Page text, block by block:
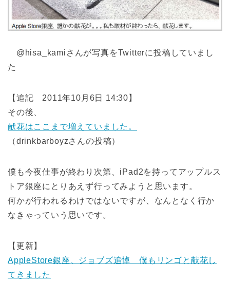
@hisa_kamiさんが写真をTwitterに投稿していまし
た
【追記 2011年10月6日 14:30】
その後、
献花はここまで増えていました。
（drinkbarboyzさんの投稿）
僕も今夜仕事が終わり次第、iPad2を持ってアップルス
トア銀座にとりあえず行ってみようと思います。
何かが行われるわけではないですが、なんとなく行か
なきゃっていう思いです。
【更新】
AppleStore銀座、ジョブズ追悼 僕もリンゴと献花し
てきました